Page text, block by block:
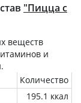
"Пицца с
веществ
и
Количество
195.1 ккал